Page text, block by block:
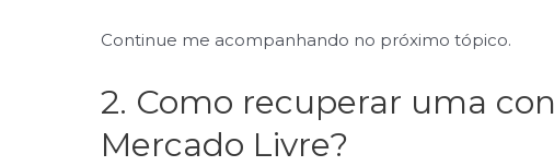
Continue me acompanhando no próximo tópico.
2. Como recuperar uma
Mercado Livre?